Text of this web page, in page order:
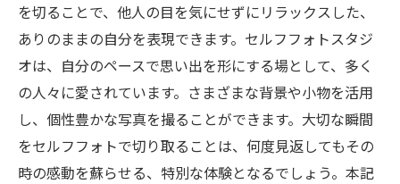
セルフフォトスタジオで楽しい時間を過ご
す秘訣
自撮りをもっと楽しむための撮影アイデア
セルフフォトで自己表現の楽しさを体験
セルフフォトスタジオで思い出を作る楽し
み方
を切ることで、他人の目を気にせずにリラックスした、
ありのままの自分を表現できます。セルフフォトスタジ
オは、自分のペースで思い出を形にする場として、多く
の人々に愛されています。さまざまな背景や小物を活用
し、個性豊かな写真を撮ることができます。大切な瞬間
をセルフフォトで切り取ることは、何度見返してもその
時の感動を蘇らせる、特別な体験となるでしょう。本記